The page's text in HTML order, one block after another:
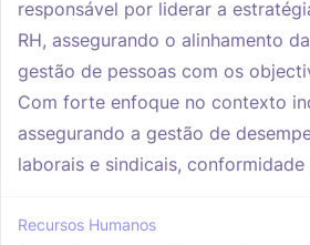
responsável por liderar a
RH, assegurando o alinhamento
gestão de pessoas com os
Com forte enfoque no contexto
assegurando a gestão de
laborais e sindicais, conformidade
Recursos Humanos